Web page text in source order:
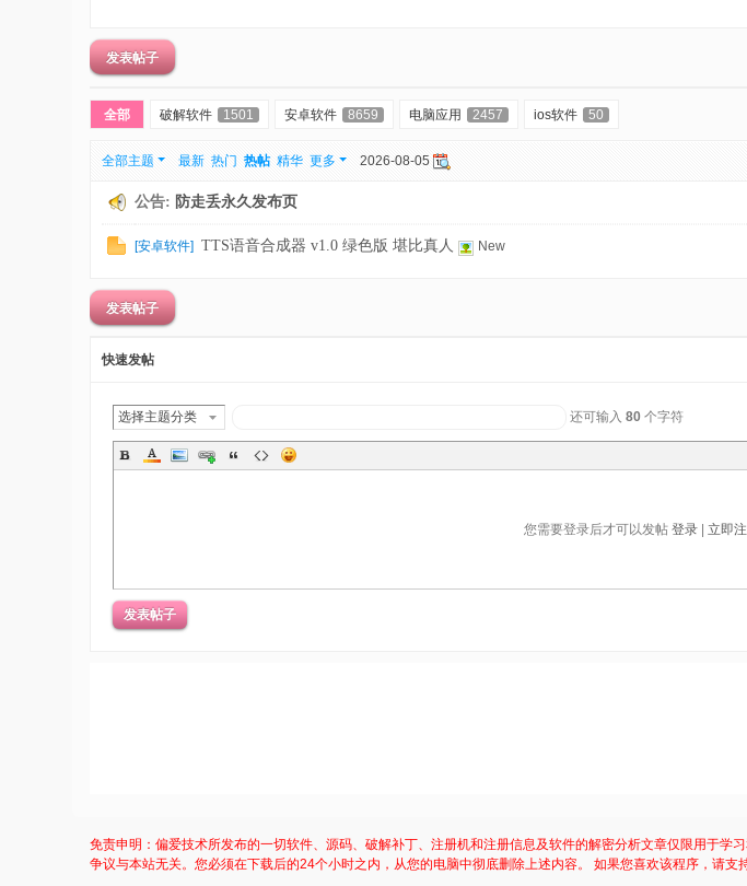
助
-
娱
乐
戏
源
码
发表帖子
全部 破解软件 1501 安卓软件 8659 电脑应用 2457 ios软件 50
全部主题 最新 热门 热帖 精华 更多 2026-08-05
公告: 防走丢永久发布页
[安卓软件] TTS语音合成器 v1.0 绿色版 堪比真人 New
发表帖子
快速发帖
选择主题分类 还可输入 80 个字符
您需要登录后才可以发帖 登录 立即
发表帖子
免责申明：偏爱技术所发布的一切软件、源码、破解补丁、注册机和注册信息及软件的解密分析文章仅限用于
争议与本站无关。您必须在下载后的24个小时之内，从您的电脑中彻底删除上述内容。 如果您喜欢该程序，请